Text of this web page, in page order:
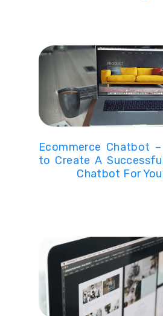
Ecommerce Chatbot
to Create A
Chatbot For